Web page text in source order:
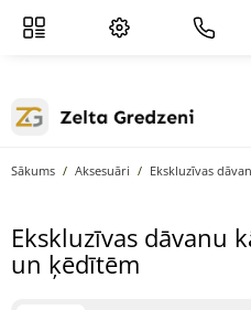
Sākums Aksesuāri Ekskluzīvas
Ekskluzīvas dāvanu
un ķēdītēm